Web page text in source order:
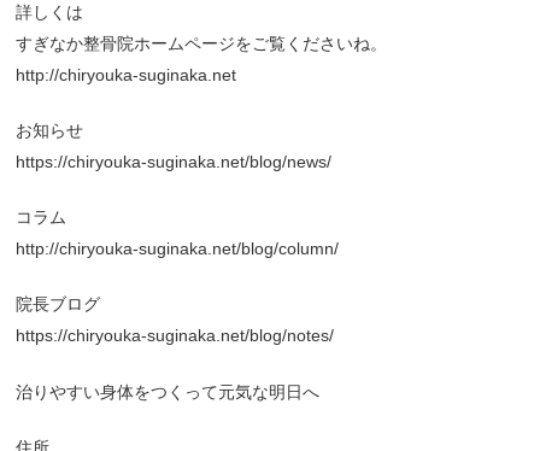
詳しくは
すぎなか整骨院ホームページをご覧くださいね。
http://chiryouka-suginaka.net
お知らせ
https://chiryouka-suginaka.net/blog/news/
コラム
http://chiryouka-suginaka.net/blog/column/
院長ブログ
https://chiryouka-suginaka.net/blog/notes/
治りやすい身体をつくって元気な明日へ